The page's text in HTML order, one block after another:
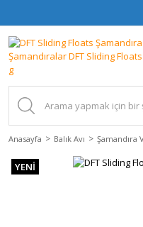
Anasayfa Balık Avı Şamandıra
YENİ